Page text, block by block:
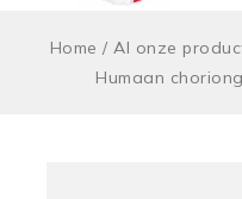
Home / Al onze
Humaan